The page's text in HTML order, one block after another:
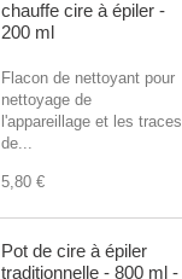
chauffe cire à épiler -
200 ml
Flacon de nettoyant pour
nettoyage de
l'appareillage et les traces
de...
5,80 €
Pot de cire à épiler
traditionnelle - 800 ml -